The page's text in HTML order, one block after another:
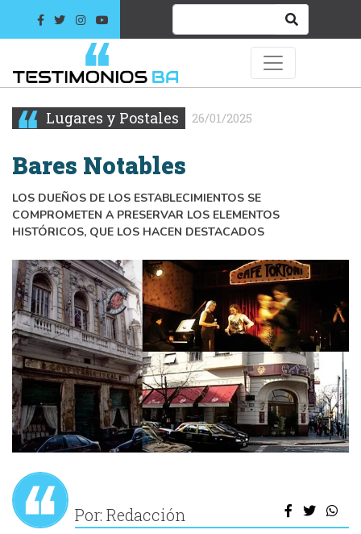
Lugares y Postales 26/01/2025
Bares Notables
LOS DUEÑOS DE LOS ESTABLECIMIENTOS SE
COMPROMETEN A PRESERVAR LOS ELEMENTOS
HISTÓRICOS, QUE LOS HACEN DESTACADOS
Por: Redacción